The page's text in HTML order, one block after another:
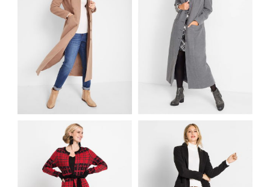
DŁUGI PŁASZCZ
DAMSKI SZARY Z
KIESZENIAMI
DŁUGI PŁASZCZ
DAMSKI BRĄZOWY Z
KIESZENIAMI